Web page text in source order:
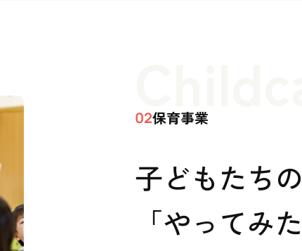
02保育事業
子どもたちの
「やってみ